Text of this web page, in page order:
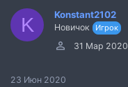
K Konstant2102
Новичок Игрок
31 Мар 2020
23 Июн 2020